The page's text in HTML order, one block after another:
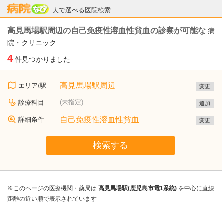
人で選べる医院検索
病院なび
高見馬場駅周辺の自己免疫性溶血性貧血の診察が可能な 病
院・クリニック
4 件見つかりました
エリア/駅 高見馬場駅周辺 変更
診療科目 (未指定) 追加
詳細条件 自己免疫性溶血性貧血 変更
検索する
※このページの医療機関・薬局は 高見馬場駅(鹿児島市電1系統) を中心に直線
距離の近い順で表示されています